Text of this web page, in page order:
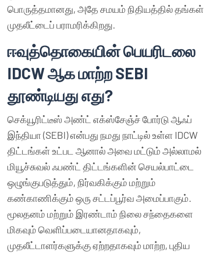
பொருத்தமானது, அதே சமயம் நிதியத்தில் தங்கள்
முதலீட்டைப் பராமரிக்கிறது.
ஈவுத்தொகையின்பெயரிடலை
IDCWஆகமாற்றSEBI
தூண்டியதுஎது?
செக்யூரிட்டீஸ் அண்ட் எக்ஸ்சேஞ்ச் போர்டு ஆஃப்
இந்தியா (SEBI) என்பது நமது நாட்டில் உள்ள IDCW
திட்டங்கள் உட்பட ஆனால் அவை மட்டும் அல்லாமல்
மியூச்சுவல் ஃபண்ட் திட்டங்களின் செயல்பாட்டை
ஒழுங்குபடுத்தும், நிர்வகிக்கும் மற்றும்
கண்காணிக்கும் ஒரு சட்டப்பூர்வ அமைப்பாகும்.
மூலதனம் மற்றும் இரண்டாம் நிலை சந்தைகளை
மிகவும் வெளிப்படையானதாகவும்,
முதலீட்டாளர்களுக்கு ஏற்றதாகவும் மாற்ற, புதிய